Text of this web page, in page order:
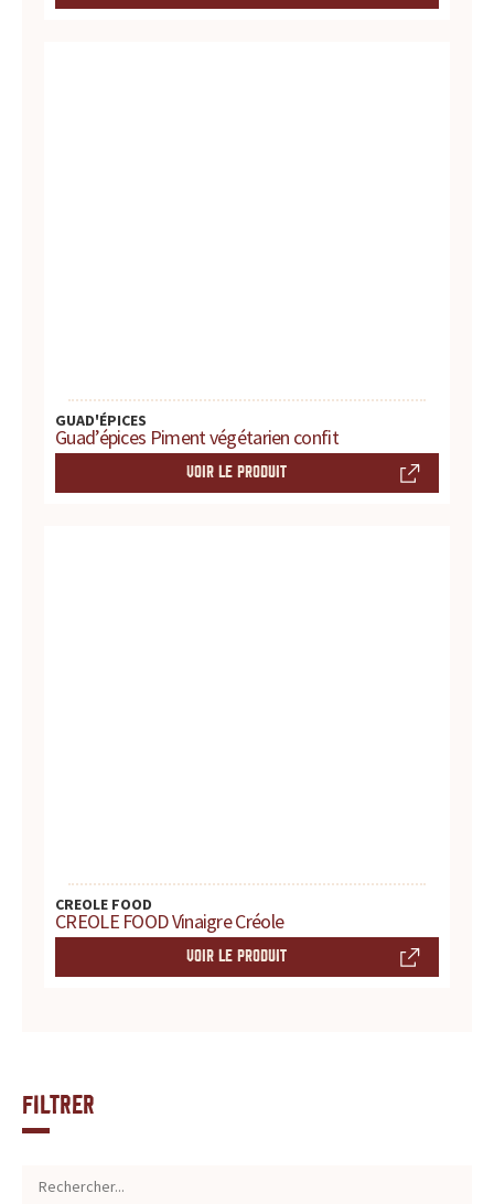
o
i
r
GUAD'ÉPICES
Guad’épices Piment végétarien confit
VOIR LE PRODUIT
CREOLE FOOD
CREOLE FOOD Vinaigre Créole
VOIR LE PRODUIT
Filtrer